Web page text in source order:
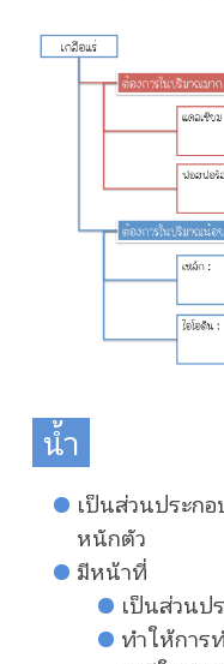
น้ำ
เป็นส่วนประก
หนักตัว
มีหน้าที่
เป็นส่วนป
ทำให้การ